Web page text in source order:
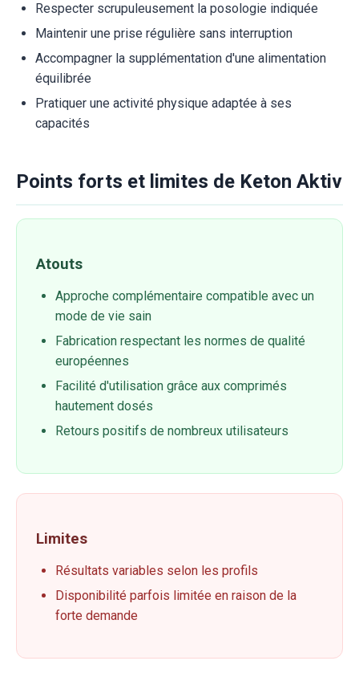
Respecter scrupuleusement la posologie indiquée
Maintenir une prise régulière sans interruption
Accompagner la supplémentation d'une alimentation
équilibrée
Pratiquer une activité physique adaptée à ses
capacités
Points forts et limites de Keton Aktiv
Atouts
Approche complémentaire compatible avec un
mode de vie sain
Fabrication respectant les normes de qualité
européennes
Facilité d'utilisation grâce aux comprimés
hautement dosés
Retours positifs de nombreux utilisateurs
Limites
Résultats variables selon les profils
Disponibilité parfois limitée en raison de la
forte demande